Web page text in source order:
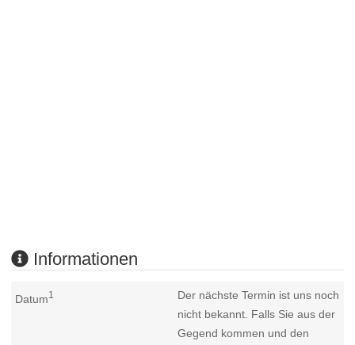
Informationen
Datum1
Der nächste Termin ist uns noch
nicht bekannt. Falls Sie aus der
Gegend kommen und den